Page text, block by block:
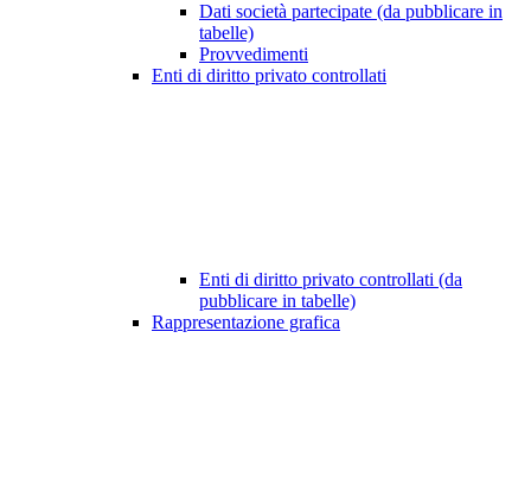
Dati società partecipate (da pubblicare in
tabelle)
Provvedimenti
Enti di diritto privato controllati
Enti di diritto privato controllati (da
pubblicare in tabelle)
Rappresentazione grafica